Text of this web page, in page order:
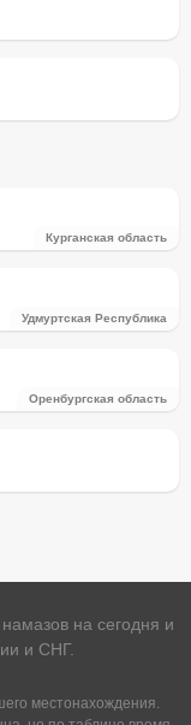
Курганская область
Удмуртская Республика
Оренбургская область
на сегодня и
и СНГ.
местонахождения.